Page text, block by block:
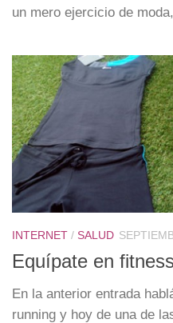
un mero ejercicio de
INTERNET / SALUD
Equípate en
En la anterior entrada
running y hoy de una de